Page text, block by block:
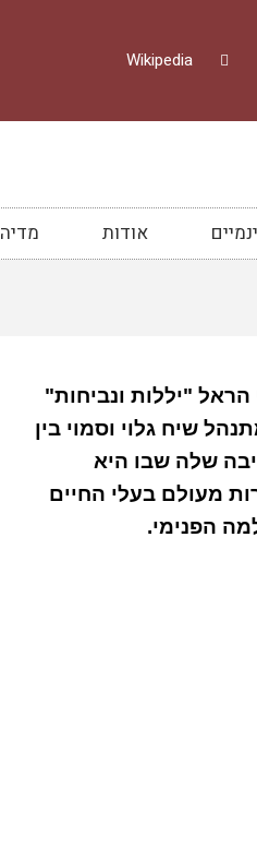
Wikipedia
אודות מדיה
"יללות ונביחות"
שיח גלוי וסמוי בין
שלה שבו היא
מעולם בעלי החיים
הפנימי.